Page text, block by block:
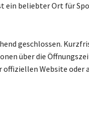
ein beliebter Ort für
geschlossen.
über die
offiziellen Website oder